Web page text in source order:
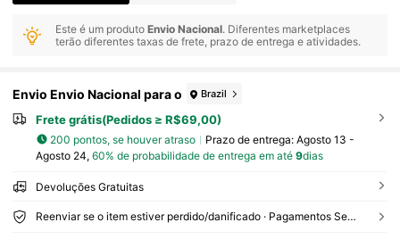
Este é um produtoEnvio Nacional. Diferentes marketplaces
terão diferentes taxas de frete, prazo de entrega e atividades.
Envio Envio Nacional para o Brazil
Frete grátis(Pedidos ≥ R$69,00)
200 pontos, se houver atraso Prazo de entrega: Agosto 13 -
Agosto 24, 60% de probabilidade de entrega em até 9dias
Devoluções Gratuitas
Reenviar se o item estiver perdido/danificado · Pagamentos Seguros · Proteção de privacidade